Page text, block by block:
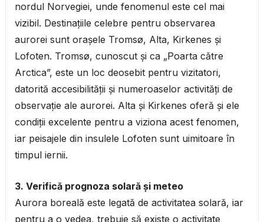
nordul Norvegiei, unde fenomenul este cel mai
vizibil. Destinațiile celebre pentru observarea
aurorei sunt orașele Tromsø, Alta, Kirkenes și
Lofoten. Tromsø, cunoscut și ca „Poarta către
Arctica”, este un loc deosebit pentru vizitatori,
datorită accesibilității și numeroaselor activități de
observație ale aurorei. Alta și Kirkenes oferă și ele
condiții excelente pentru a viziona acest fenomen,
iar peisajele din insulele Lofoten sunt uimitoare în
timpul iernii.
3. Verifică prognoza solară și meteo
Aurora boreală este legată de activitatea solară, iar
pentru a o vedea, trebuie să existe o activitate